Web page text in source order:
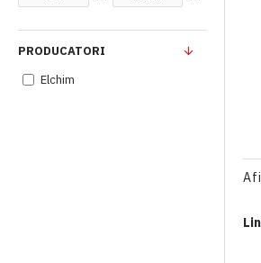
Kerastase
PRODUCATORI
Elchim